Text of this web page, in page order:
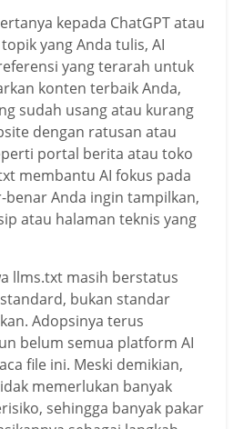
kepada ChatGPT atau
yang Anda tulis, AI
yang terarah untuk
konten terbaik Anda,
sudah usang atau kurang
dengan ratusan atau
portal berita atau toko
membantu AI fokus pada
benar Anda ingin tampilkan,
atau halaman teknis yang
llms.txt masih berstatus
bukan standar
Adopsinya terus
belum semua platform AI
file ini. Meski demikian,
memerlukan banyak
sehingga banyak pakar